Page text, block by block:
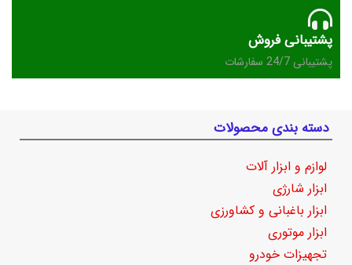
پشتیبانی فروش
پشتیبانی 24/7 سفارشات
دسته بندی محصولات
لوازم و ابزار آلات
ابزار شارژی
ابزار باغبانی و کشاورزی
ابزار موتوری
تجهیزات خودرو